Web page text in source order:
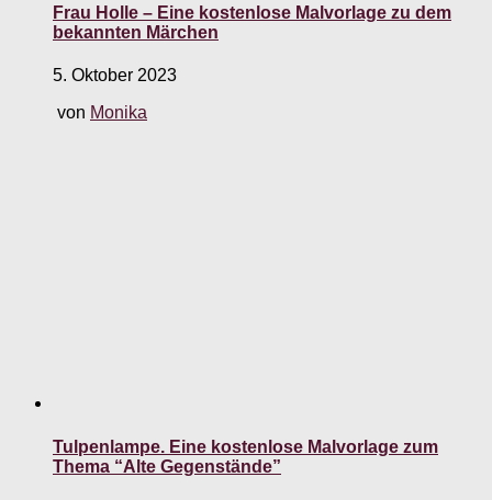
Frau Holle – Eine kostenlose Malvorlage zu dem
bekannten Märchen
5. Oktober 2023
von Monika
Tulpenlampe. Eine kostenlose Malvorlage zum
Thema “Alte Gegenstände”